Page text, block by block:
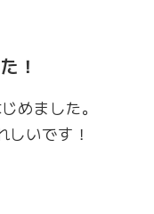
！
めました。
しいです！